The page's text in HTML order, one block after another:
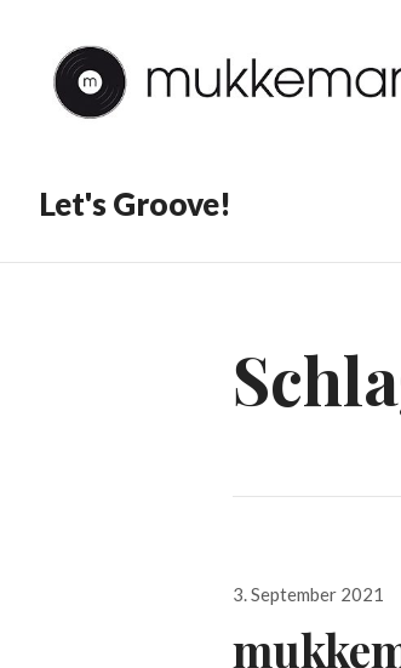
Let's Groove!
Veröffentlicht
3. September 2021